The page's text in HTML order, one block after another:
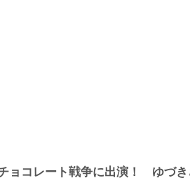
ョコレート戦争に出演！ ゆづき